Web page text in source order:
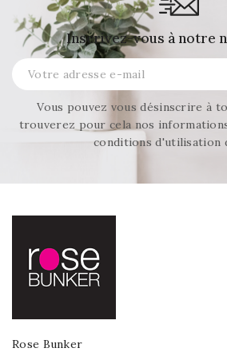
Inscrivez-vous à notre
Vous pouvez vous désinscrire à
trouverez pour cela nos
conditions d'utilisation
Rose Bunker